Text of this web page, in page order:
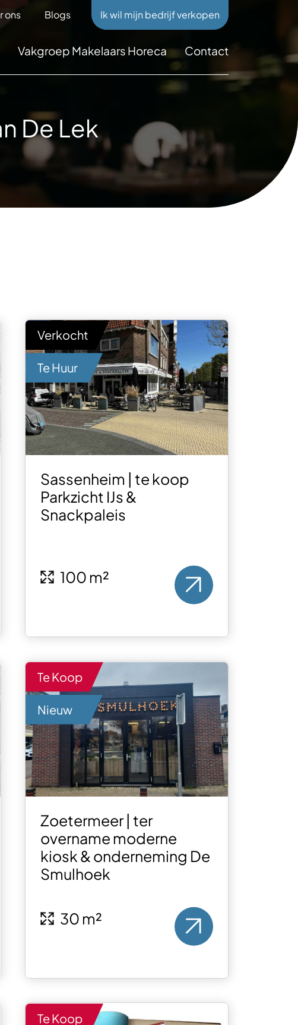
ons Blogs Ik wil mijn bedrijf verkopen
Vakgroep Makelaars Horeca Contact
De Lek
Verkocht
Te Huur
Sassenheim | te koop
Parkzicht IJs &
Snackpaleis
100 m²
Te Koop
Nieuw
Zoetermeer | ter
overname moderne
kiosk & onderneming De
Smulhoek
30 m²
Te Koop